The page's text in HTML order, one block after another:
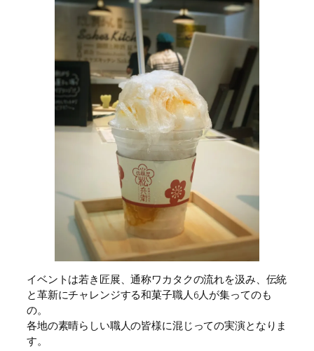
イベントは若き匠展、通称ワカタクの流れを汲み、伝統
と革新にチャレンジする和菓子職人6人が集ってのも
の。
各地の素晴らしい職人の皆様に混じっての実演となりま
す。